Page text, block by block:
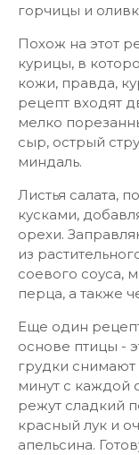
горчицы и
Похож на этот
курицы, в
кожи, правда,
рецепт входят
мелко
сыр, острый
миндаль.
Листья салата,
кусками,
орехи.
из
соевого соуса,
перца, а также
Еще один
основе птицы -
грудки
минут с каждой
режут сладкий
красный лук и
апельсина.